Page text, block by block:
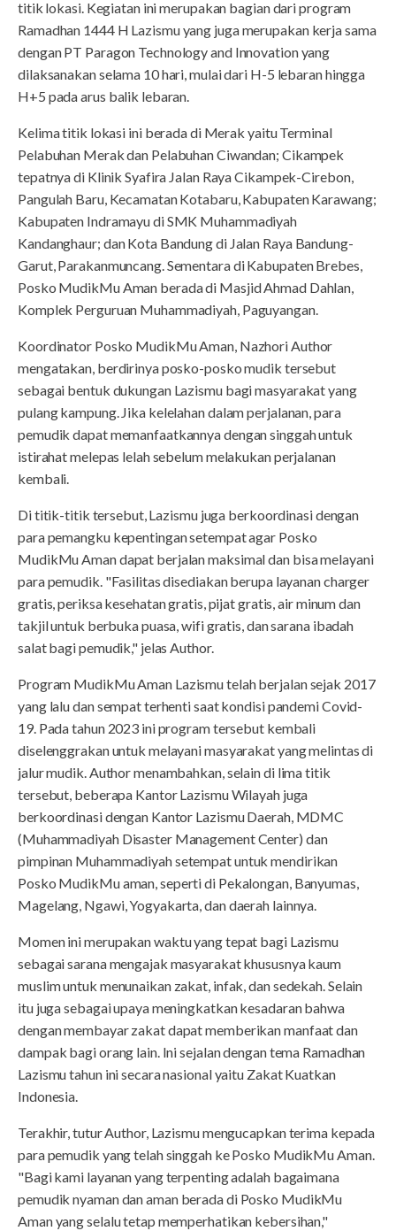
titik lokasi. Kegiatan ini merupakan bagian dari program
Ramadhan 1444 H Lazismu yang juga merupakan kerja sama
dengan PT Paragon Technology and Innovation yang
dilaksanakan selama 10 hari, mulai dari H-5 lebaran hingga
H+5 pada arus balik lebaran.
Kelima titik lokasi ini berada di Merak yaitu Terminal
Pelabuhan Merak dan Pelabuhan Ciwandan; Cikampek
tepatnya di Klinik Syafira Jalan Raya Cikampek-Cirebon,
Pangulah Baru, Kecamatan Kotabaru, Kabupaten Karawang;
Kabupaten Indramayu di SMK Muhammadiyah
Kandanghaur; dan Kota Bandung di Jalan Raya Bandung-
Garut, Parakanmuncang. Sementara di Kabupaten Brebes,
Posko MudikMu Aman berada di Masjid Ahmad Dahlan,
Komplek Perguruan Muhammadiyah, Paguyangan.
Koordinator Posko MudikMu Aman, Nazhori Author
mengatakan, berdirinya posko-posko mudik tersebut
sebagai bentuk dukungan Lazismu bagi masyarakat yang
pulang kampung. Jika kelelahan dalam perjalanan, para
pemudik dapat memanfaatkannya dengan singgah untuk
istirahat melepas lelah sebelum melakukan perjalanan
kembali.
Di titik-titik tersebut, Lazismu juga berkoordinasi dengan
para pemangku kepentingan setempat agar Posko
MudikMu Aman dapat berjalan maksimal dan bisa melayani
para pemudik. "Fasilitas disediakan berupa layanan charger
gratis, periksa kesehatan gratis, pijat gratis, air minum dan
takjil untuk berbuka puasa, wifi gratis, dan sarana ibadah
salat bagi pemudik," jelas Author.
Program MudikMu Aman Lazismu telah berjalan sejak 2017
yang lalu dan sempat terhenti saat kondisi pandemi Covid-
19. Pada tahun 2023 ini program tersebut kembali
diselenggrakan untuk melayani masyarakat yang melintas di
jalur mudik. Author menambahkan, selain di lima titik
tersebut, beberapa Kantor Lazismu Wilayah juga
berkoordinasi dengan Kantor Lazismu Daerah, MDMC
(Muhammadiyah Disaster Management Center) dan
pimpinan Muhammadiyah setempat untuk mendirikan
Posko MudikMu aman, seperti di Pekalongan, Banyumas,
Magelang, Ngawi, Yogyakarta, dan daerah lainnya.
Momen ini merupakan waktu yang tepat bagi Lazismu
sebagai sarana mengajak masyarakat khususnya kaum
muslim untuk menunaikan zakat, infak, dan sedekah. Selain
itu juga sebagai upaya meningkatkan kesadaran bahwa
dengan membayar zakat dapat memberikan manfaat dan
dampak bagi orang lain. Ini sejalan dengan tema Ramadhan
Lazismu tahun ini secara nasional yaitu Zakat Kuatkan
Indonesia.
Terakhir, tutur Author, Lazismu mengucapkan terima kepada
para pemudik yang telah singgah ke Posko MudikMu Aman.
"Bagi kami layanan yang terpenting adalah bagaimana
pemudik nyaman dan aman berada di Posko MudikMu
Aman yang selalu tetap memperhatikan kebersihan,"